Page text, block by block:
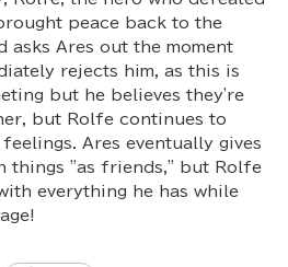
peace back to the
asks Ares out the moment
rejects him, as this is
but he believes they're
but Rolfe continues to
Ares eventually gives
things "as friends," but Rolfe
everything he has while